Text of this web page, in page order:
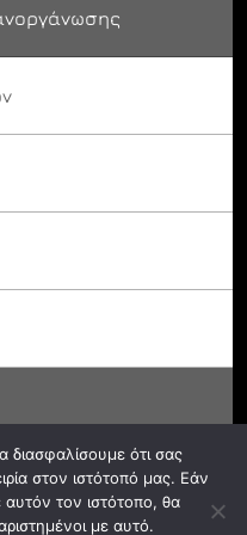
διασφαλίσουμε ότι σας
στον ιστότοπό μας. Εάν
αυτόν τον ιστότοπο, θα
με αυτό.